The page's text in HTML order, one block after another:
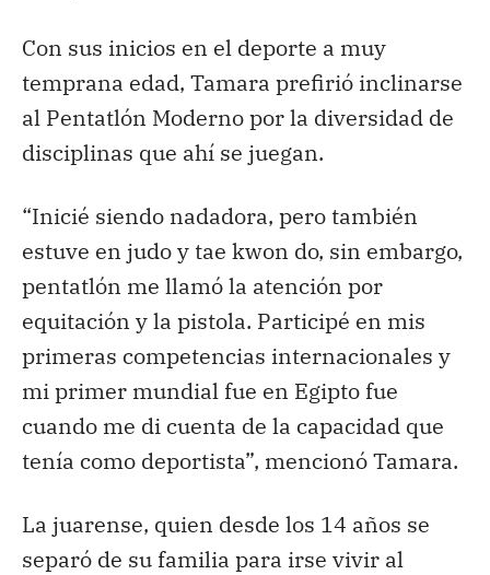
Con sus inicios en el deporte a muy
temprana edad, Tamara prefirió inclinarse
al Pentatlón Moderno por la diversidad de
disciplinas que ahí se juegan.
“Inicié siendo nadadora, pero también
estuve en judo y tae kwon do, sin embargo,
pentatlón me llamó la atención por
equitación y la pistola. Participé en mis
primeras competencias internacionales y
mi primer mundial fue en Egipto fue
cuando me di cuenta de la capacidad que
tenía como deportista”, mencionó Tamara.
La juarense, quien desde los 14 años se
separó de su familia para irse vivir al